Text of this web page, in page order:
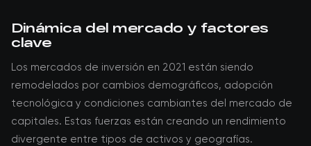
Dinámica del mercado y factores
clave
Los mercados de inversión en 2021 están siendo
remodelados por cambios demográficos, adopción
tecnológica y condiciones cambiantes del mercado de
capitales. Estas fuerzas están creando un rendimiento
divergente entre tipos de activos y geografías.